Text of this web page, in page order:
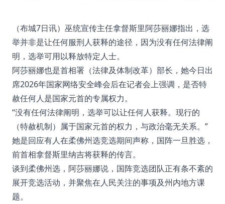
（布城7日讯）巫统宣传主任拿督斯里阿莎丽娜指出，选
举并非是让任何服刑人获释的途径，因为没有任何法律阐
明，选举可用以释放特定人士。
阿莎丽娜也是首相署（法律及体制改革）部长，她今日出
席2026年国家网络安全峰会后在记者会上强调，是否特
赦任何人是国家元首的专属权力。
“没有任何法律阐明，选举可以让任何人获释。现行的
（特赦机制）属于国家元首的权力，与政治毫无关系。”
她是回应有人在柔佛州选竞选期间声称，国阵一旦胜选，
前首相拿督斯里纳吉将获释的传言。
谈到柔佛州选，阿莎丽娜说，国阵竞选团队正有条不紊的
展开竞选活动，并聚焦在人民关注的事项及州内地方课
题。